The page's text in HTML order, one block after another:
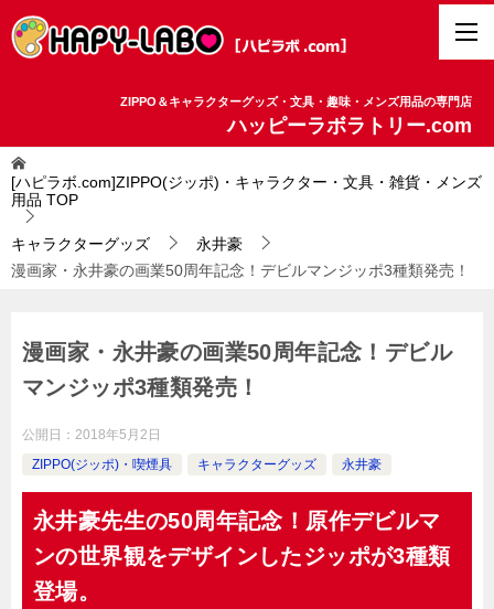
ZIPPO＆キャラクターグッズ・文具・趣味・メンズ用品の専門店
ハッピーラボラトリー.com
[ハピラボ.com]ZIPPO(ジッポ)・キャラクター・文具・雑貨・メンズ
用品 TOP
キャラクターグッズ
永井豪
漫画家・永井豪の画業50周年記念！デビルマンジッポ3種類発売！
漫画家・永井豪の画業50周年記念！デビル
マンジッポ3種類発売！
公開日： 2018年5月2日
ZIPPO(ジッポ)・喫煙具
キャラクターグッズ 永井豪
永井豪先生の50周年記念！原作デビルマ
ンの世界観をデザインしたジッポが3種類
登場。